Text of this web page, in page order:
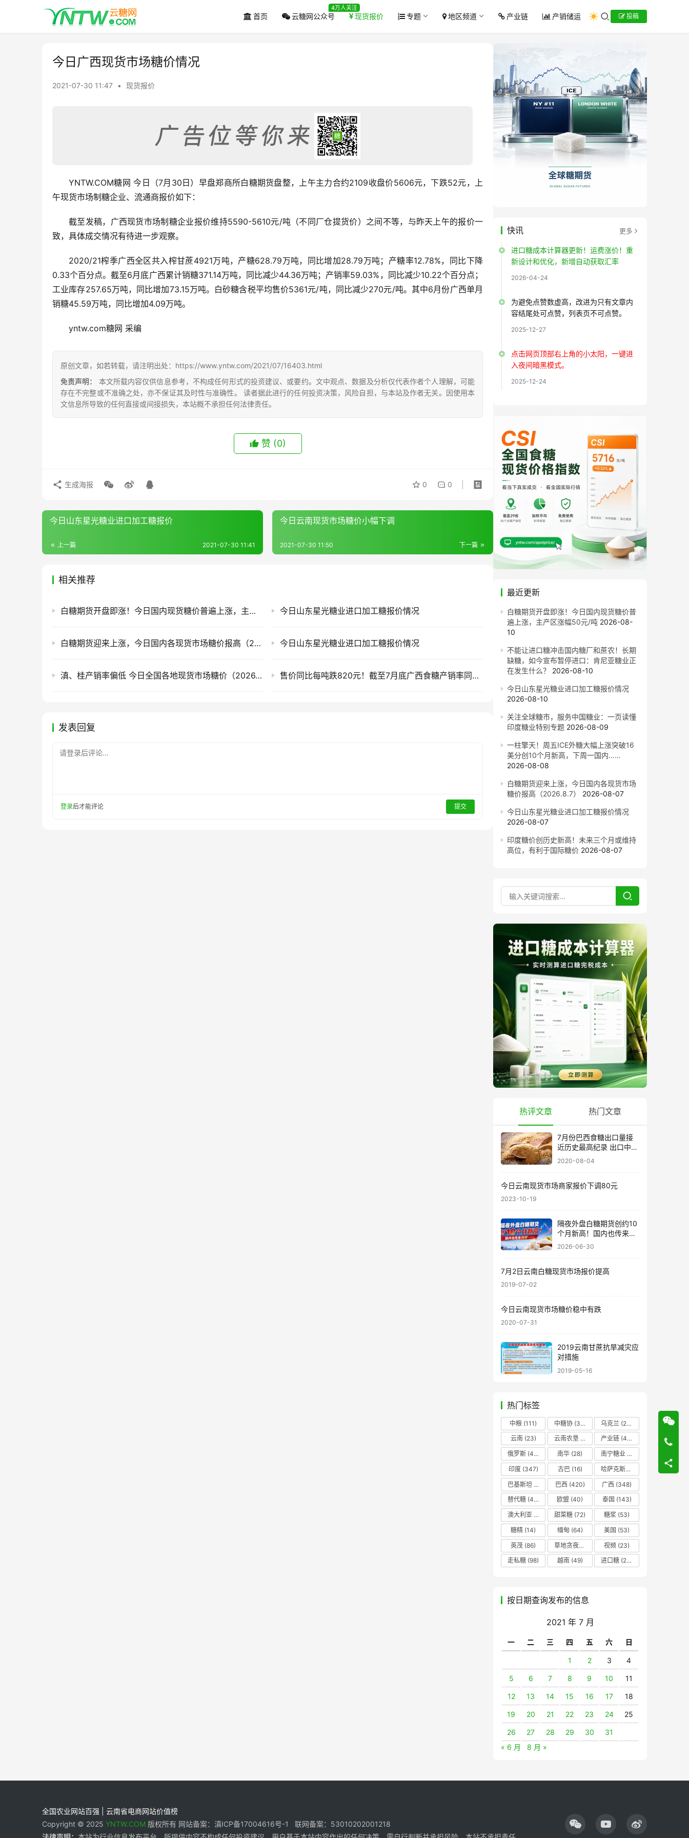
首页 云糖网公众号
4万人关注
现货报价 专题 地区频道 产业链 产销储运 投稿
今日广西现货市场糖价情况
2021-07-30 11:47 • 现货报价
YNTW.COM糖网 今日（7月30日）早盘郑商所白糖期货盘整，上午主力合约2109收盘价5606元，下跌52元，上
午现货市场制糖企业、流通商报价如下：
截至发稿，广西现货市场制糖企业报价维持5590-5610元/吨（不同厂仓提货价）之间不等，与昨天上午的报价一
致，具体成交情况有待进一步观察。
2020/21榨季广西全区共入榨甘蔗4921万吨，产糖628.79万吨，同比增加28.79万吨；产糖率12.78%，同比下降
0.33个百分点。截至6月底广西累计销糖371.14万吨，同比减少44.36万吨；产销率59.03%，同比减少10.22个百分点；
工业库存257.65万吨，同比增加73.15万吨。白砂糖含税平均售价5361元/吨，同比减少270元/吨。其中6月份广西单月
销糖45.59万吨，同比增加4.09万吨。
yntw.com糖网 采编
原创文章，如若转载，请注明出处：https://www.yntw.com/2021/07/16403.html
免责声明：
本文所载内容仅供信息参考，不构成任何形式的投资建议、或要约。文中观点、数据及分析仅代表作者个人理解，可能
存在不完整或不准确之处，亦不保证其及时性与准确性。 读者据此进行的任何投资决策，风险自担，与本站及作者无关。因使用本
文信息所导致的任何直接或间接损失，本站概不承担任何法律责任。
赞 (0)
0 0
生成海报
今日山东星光糖业进口加工糖报价
上一篇 2021-07-30 11:41
今日云南现货市场糖价小幅下调
下一篇
2021-07-30 11:50
相关推荐
白糖期货开盘即涨！今日国内现货糖价普遍上涨，主产区涨幅50元/吨 今日山东星光糖业进口加工糖报价情况
白糖期货迎来上涨，今日国内各现货市场糖价报高（2026.8.7） 今日山东星光糖业进口加工糖报价情况
滇、桂产销率偏低 今日全国各地现货市场糖价（2026.8.6） 售价同比每吨跌820元！截至7月底广西食糖产销率同比下降13.77%
发表回复
请登录后评论...
登录后才能评论 提交
快讯 更多
进口糖成本计算器更新！运费涨价！重
新设计和优化，新增自动获取汇率
2026-04-24
为避免点赞数虚高，改进为只有文章内
容结尾处可点赞，列表页不可点赞。
2025-12-27
点击网页顶部右上角的小太阳，一键进
入夜间暗黑模式。
2025-12-24
最近更新
白糖期货开盘即涨！今日国内现货糖价普
遍上涨，主产区涨幅50元/吨 2026-08-
10
不能让进口糖冲击国内糖厂和蔗农！长期
缺糖，如今宣布暂停进口：肯尼亚糖业正
在发生什么？
2026-08-10
今日山东星光糖业进口加工糖报价情况
2026-08-10
关注全球糖市，服务中国糖业：一页读懂
印度糖业特别专题 2026-08-09
一柱擎天！周五ICE外糖大幅上涨突破16
美分创10个月新高，下周一国内……
2026-08-08
白糖期货迎来上涨，今日国内各现货市场
糖价报高（2026.8.7）
2026-08-07
今日山东星光糖业进口加工糖报价情况
2026-08-07
印度糖价创历史新高！未来三个月或维持
高位，有利于国际糖价 2026-08-07
热评文章 热门文章
7月份巴西食糖出口量接
近历史最高纪录 出口中国
超40万吨
2020-08-04
今日云南现货市场商家报价下调80元
2023-10-19
隔夜外盘白糖期货创约10
个月新高！国内也传来利
好……
2026-06-30
7月2日云南白糖现货市场报价提高
2019-07-02
今日云南现货市场糖价稳中有跌
2020-07-31
2019云南甘蔗抗旱减灾应
对措施
2019-05-16
热门标签
中粮 (111) 中糖协 (37) 乌克兰 (20)
云南(23) 云南农垦 产业链 (42)
俄罗斯 (43) 南华 (28) 南宁糖业
印度(347) 古巴(16) 哈萨克斯坦
巴基斯坦
巴西(420) 广西 (348)
替代糖 (48) 欧盟 (40) 泰国 (143)
澳大利亚
甜菜糖 (72) 糖浆 (53)
糖精 (14) 缅甸 (64) 美国 (53)
英茂 (86) 草地贪夜蛾 视频 (23)
走私糖 (98) 越南(49) 进口糖 (236)
按日期查询发布的信息
2021 年 7 月
一 二 三 四 五 六 日
1 2 3 4
5 6 7 8 9 10 11
12 13 14 15 16 17 18
19 20 21 22 23 24 25
26 27 28 29 30
31
« 6 月
8 月 »
全国农业网站百强 | 云南省电商网站价值榜
Copyright © 2025 YNTW.COM 版权所有 网站备案：滇ICP备17004616号-1 联网备案：53010202001218